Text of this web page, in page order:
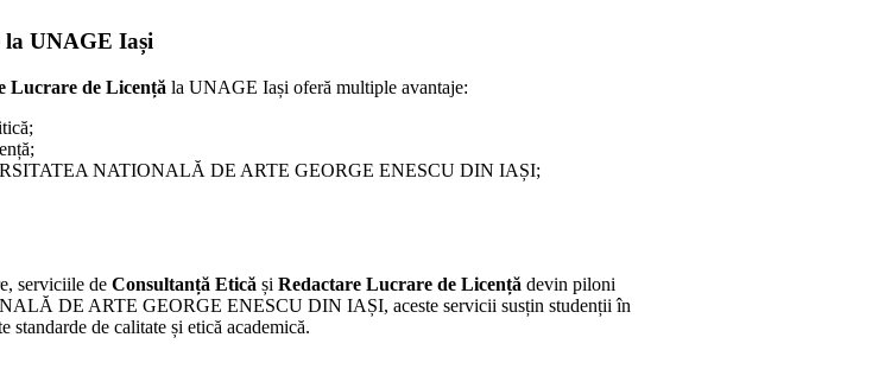
la UNAGE Iași
Lucrare de Licență la UNAGE Iași oferă multiple avantaje:
NATIONALĂ DE ARTE GEORGE ENESCU DIN IAȘI;
serviciile de Consultanță Etică și Redactare Lucrare de Licență devin piloni
DE ARTE GEORGE ENESCU DIN IAȘI, aceste servicii susțin studenții în
standarde de calitate și etică academică.